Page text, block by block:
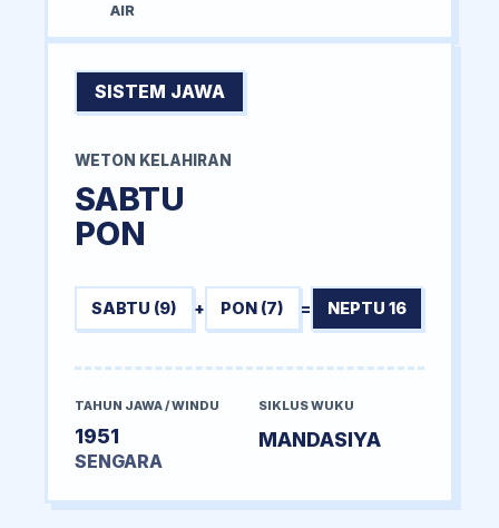
AIR
SISTEM JAWA
WETON KELAHIRAN
SABTU
PON
SABTU (9) + PON (7) = NEPTU 16
TAHUN JAWA / WINDU
1951
SENGARA
SIKLUS WUKU
MANDASIYA